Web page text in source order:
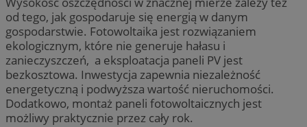
od tego, jak gospodaruje się energią w danym
gospodarstwie. Fotowoltaika jest rozwiązaniem
ekologicznym, które nie generuje hałasu i
zanieczyszczeń, a eksploatacja paneli PV jest
bezkosztowa. Inwestycja zapewnia niezależność
energetyczną i podwyższa wartość nieruchomości.
Dodatkowo, montaż paneli fotowoltaicznych jest
możliwy praktycznie przez cały rok.